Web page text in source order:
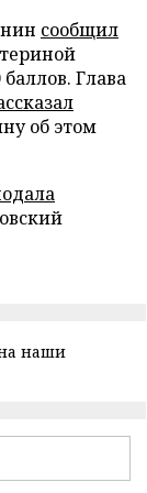
сообщил
Глава
об этом
наши